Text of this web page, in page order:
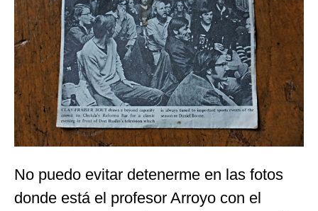
No puedo evitar detenerme en las fotos
donde está el profesor Arroyo con el